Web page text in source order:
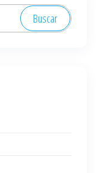
Buscar